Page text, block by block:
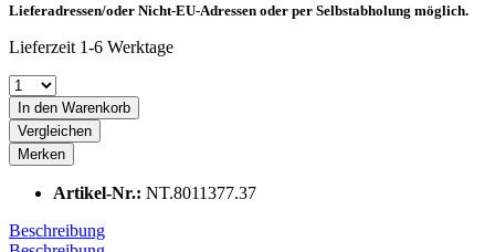
Lieferadressen/oder Nicht-EU-Adressen oder per Selbstabholung möglich.
Lieferzeit 1-6 Werktage
In den Warenkorb
Vergleichen
Merken
Artikel-Nr.: NT.8011377.37
Beschreibung